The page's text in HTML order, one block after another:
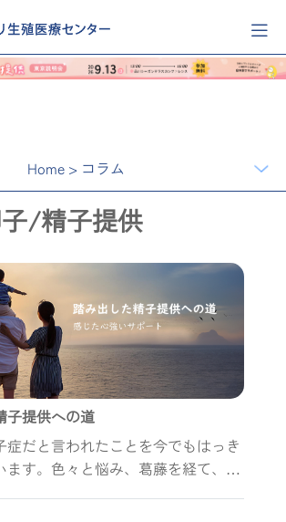
Home> コラム
/精子提供
子提供への道
症だと言われたことを今でもはっき
ます。色々と悩み、葛藤を経て、私